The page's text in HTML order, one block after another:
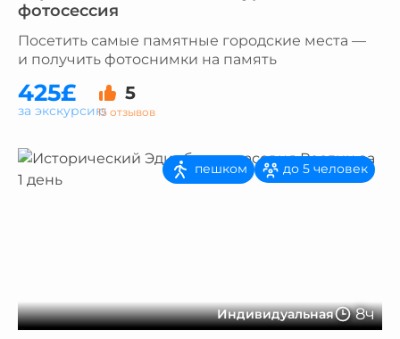
фотосессия
Посетить самые памятные городские места —
и получить фотоснимки на память
425£ 5
15 отзывов
за экскурсию
Индивидуальная 8ч
пешком до 5 человек